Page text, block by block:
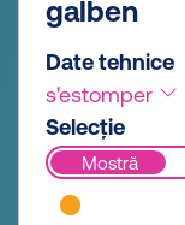
galben
Date tehnice
s'estomper
Selecție
Mostră